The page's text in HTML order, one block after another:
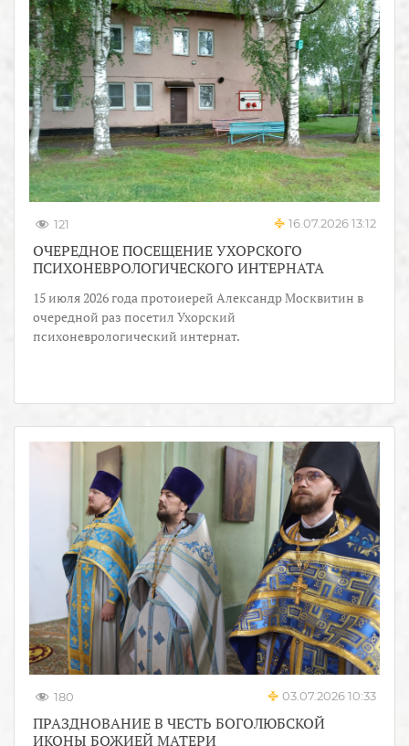
121 16.07.2026 13:12
ОЧЕРЕДНОЕ ПОСЕЩЕНИЕ УХОРСКОГО
ПСИХОНЕВРОЛОГИЧЕСКОГО ИНТЕРНАТА
15 июля 2026 года протоиерей Александр Москвитин в
очередной раз посетил Ухорский
психоневрологический интернат.
180 03.07.2026 10:33
ПРАЗДНОВАНИЕ В ЧЕСТЬ БОГОЛЮБСКОЙ
ИКОНЫ БОЖИЕЙ МАТЕРИ